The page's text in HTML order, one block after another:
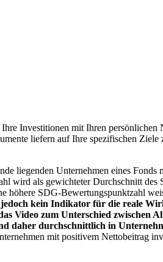
Investitionen mit Ihren
liefern auf Ihre spezifischen
liegenden Unternehmen eines
wird als gewichteter Durchschnitt
SDG-Bewertungspunktzahl
jedoch kein Indikator für die reale
Video zum Unterschied zwischen
daher durchschnittlich in
mit positivem Nettobeitrag